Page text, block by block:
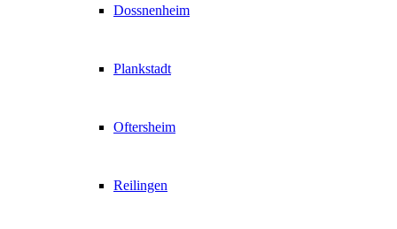
Dossnenheim
Plankstadt
Oftersheim
Reilingen